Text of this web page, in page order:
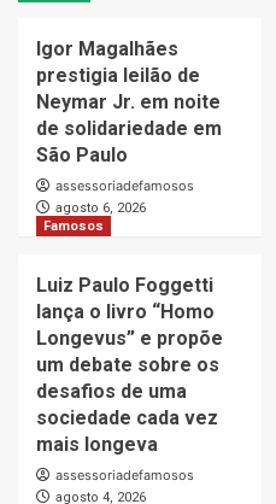
Igor Magalhães
prestigia leilão de
Neymar Jr. em noite
de solidariedade em
São Paulo
assessoriadefamosos
agosto 6, 2026
Famosos
Luiz Paulo Foggetti
lança o livro “Homo
Longevus” e propõe
um debate sobre os
desafios de uma
sociedade cada vez
mais longeva
assessoriadefamosos
agosto 4, 2026